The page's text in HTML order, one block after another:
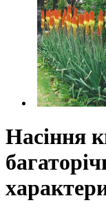
Насіння